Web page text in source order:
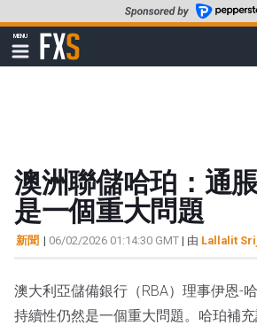
至
要
MENU
顯
示
FXStreet
澳洲聯儲哈珀：通
是一個重大問題
新聞 | 06/02/2026 01:14:30 GMT | 由 Lallalit
澳大利亞儲備銀行（RBA）理事伊恩-
持續性仍然是一個重大問題。哈珀補